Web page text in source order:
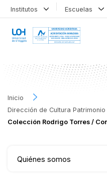
Institutos Escuelas
Inicio
Dirección de Cultura Patrimonio
Colección Rodrigo Torres /
Quiénes somos